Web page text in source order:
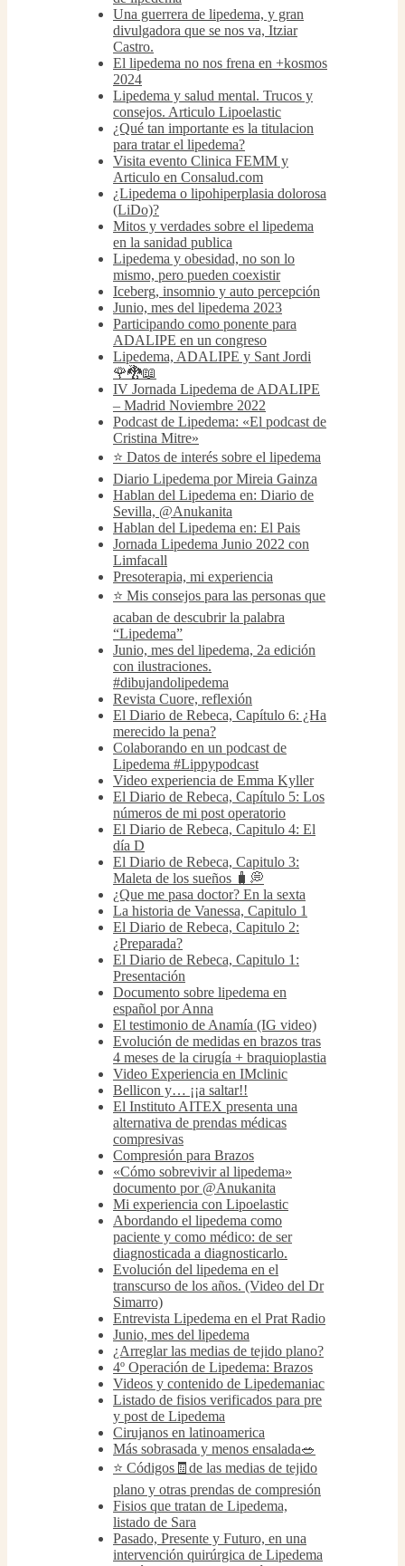
Una guerrera de lipedema, y gran
divulgadora que se nos va, Itziar
Castro.
El lipedema no nos frena en +kosmos
2024
Lipedema y salud mental. Trucos y
consejos. Articulo Lipoelastic
¿Qué tan importante es la titulacion
para tratar el lipedema?
Visita evento Clinica FEMM y
Articulo en Consalud.com
¿Lipedema o lipohiperplasia dolorosa
(LiDo)?
Mitos y verdades sobre el lipedema
en la sanidad publica
Lipedema y obesidad, no son lo
mismo, pero pueden coexistir
Iceberg, insomnio y auto percepción
Junio, mes del lipedema 2023
Participando como ponente para
ADALIPE en un congreso
Lipedema, ADALIPE y Sant Jordi
🌹🐉📖
IV Jornada Lipedema de ADALIPE
– Madrid Noviembre 2022
Podcast de Lipedema: «El podcast de
Cristina Mitre»
⭐️ Datos de interés sobre el lipedema
Diario Lipedema por Mireia Gainza
Hablan del Lipedema en: Diario de
Sevilla, @Anukanita
Hablan del Lipedema en: El Pais
Jornada Lipedema Junio 2022 con
Limfacall
Presoterapia, mi experiencia
⭐️ Mis consejos para las personas que
acaban de descubrir la palabra
“Lipedema”
Junio, mes del lipedema, 2a edición
con ilustraciones.
#dibujandolipedema
Revista Cuore, reflexión
El Diario de Rebeca, Capítulo 6: ¿Ha
merecido la pena?
Colaborando en un podcast de
Lipedema #Lippypodcast
Video experiencia de Emma Kyller
El Diario de Rebeca, Capítulo 5: Los
números de mi post operatorio
El Diario de Rebeca, Capitulo 4: El
día D
El Diario de Rebeca, Capitulo 3:
Maleta de los sueños 🧳💭
¿Que me pasa doctor? En la sexta
La historia de Vanessa, Capitulo 1
El Diario de Rebeca, Capitulo 2:
¿Preparada?
El Diario de Rebeca, Capitulo 1:
Presentación
Documento sobre lipedema en
español por Anna
El testimonio de Anamía (IG video)
Evolución de medidas en brazos tras
4 meses de la cirugía + braquioplastia
Video Experiencia en IMclinic
Bellicon y… ¡¡a saltar!!
El Instituto AITEX presenta una
alternativa de prendas médicas
compresivas
Compresión para Brazos
«Cómo sobrevivir al lipedema»
documento por @Anukanita
Mi experiencia con Lipoelastic
Abordando el lipedema como
paciente y como médico: de ser
diagnosticada a diagnosticarlo.
Evolución del lipedema en el
transcurso de los años. (Video del Dr
Simarro)
Entrevista Lipedema en el Prat Radio
Junio, mes del lipedema
¿Arreglar las medias de tejido plano?
4º Operación de Lipedema: Brazos
Videos y contenido de Lipedemaniac
Listado de fisios verificados para pre
y post de Lipedema
Cirujanos en latinoamerica
Más sobrasada y menos ensalada🥗
⭐️ Códigos🧾de las medias de tejido
plano y otras prendas de compresión
Fisios que tratan de Lipedema,
listado de Sara
Pasado, Presente y Futuro, en una
intervención quirúrgica de Lipedema